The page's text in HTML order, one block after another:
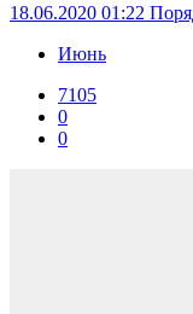
18.06.2020 01:22
Июнь
7105
0
0